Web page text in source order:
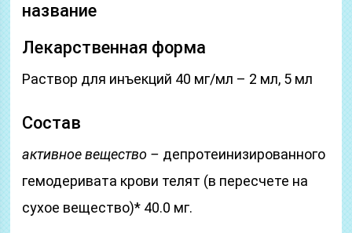
название
Лекарственная форма
Раствор для инъекций 40 мг/мл – 2 мл, 5 мл
Состав
активное вещество – депротеинизированного
гемодеривата крови телят (в пересчете на
сухое вещество)* 40.0 мг.